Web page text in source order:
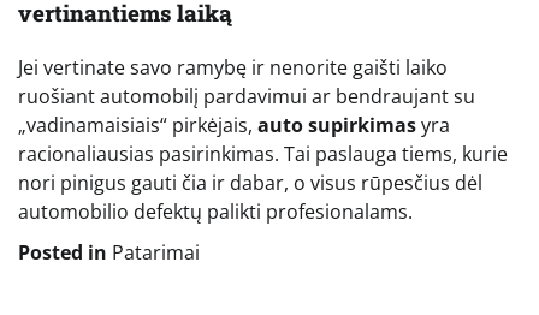
vertinantiems laiką
Jei vertinate savo ramybę ir nenorite gaišti laiko
ruošiant automobilį pardavimui ar bendraujant su
„vadinamaisiais“ pirkėjais, auto supirkimasyra
racionaliausias pasirinkimas. Tai paslauga tiems, kurie
nori pinigus gauti čia ir dabar, o visus rūpesčius dėl
automobilio defektų palikti profesionalams.
Posted in Patarimai